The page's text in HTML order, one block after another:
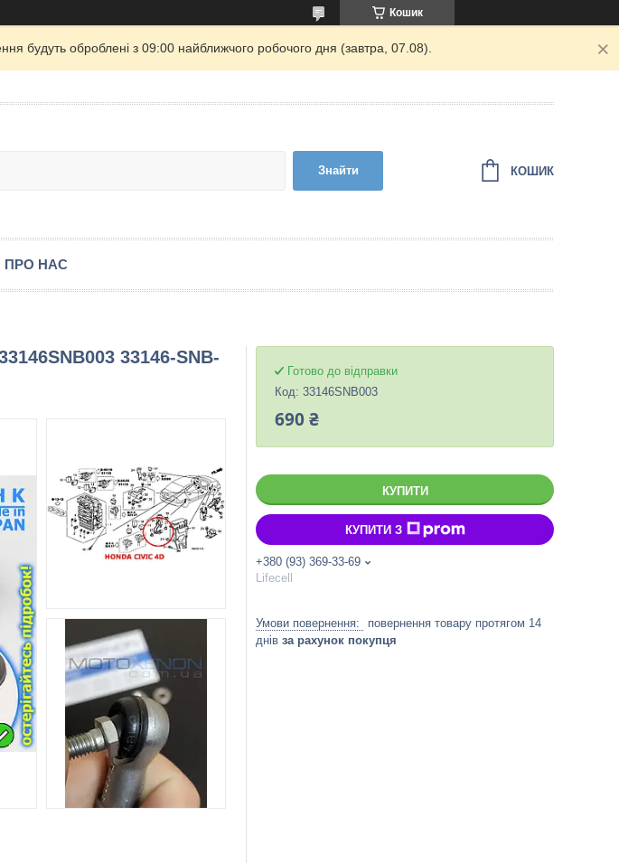
Кошик
будуть оброблені з 09:00 найближчого робочого дня (завтра, 07.08).
Знайти КОШИК
ПРО НАС
33146-SNB-
Готово до відправки
Код: 33146SNB003
690 ₴
КУПИТИ
КУПИТИ З
+380 (93) 369-33-69
Lifecell
повернення товару протягом 14
днів за рахунок покупця